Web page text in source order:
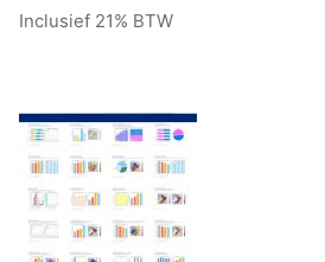
Inclusief 21% BTW